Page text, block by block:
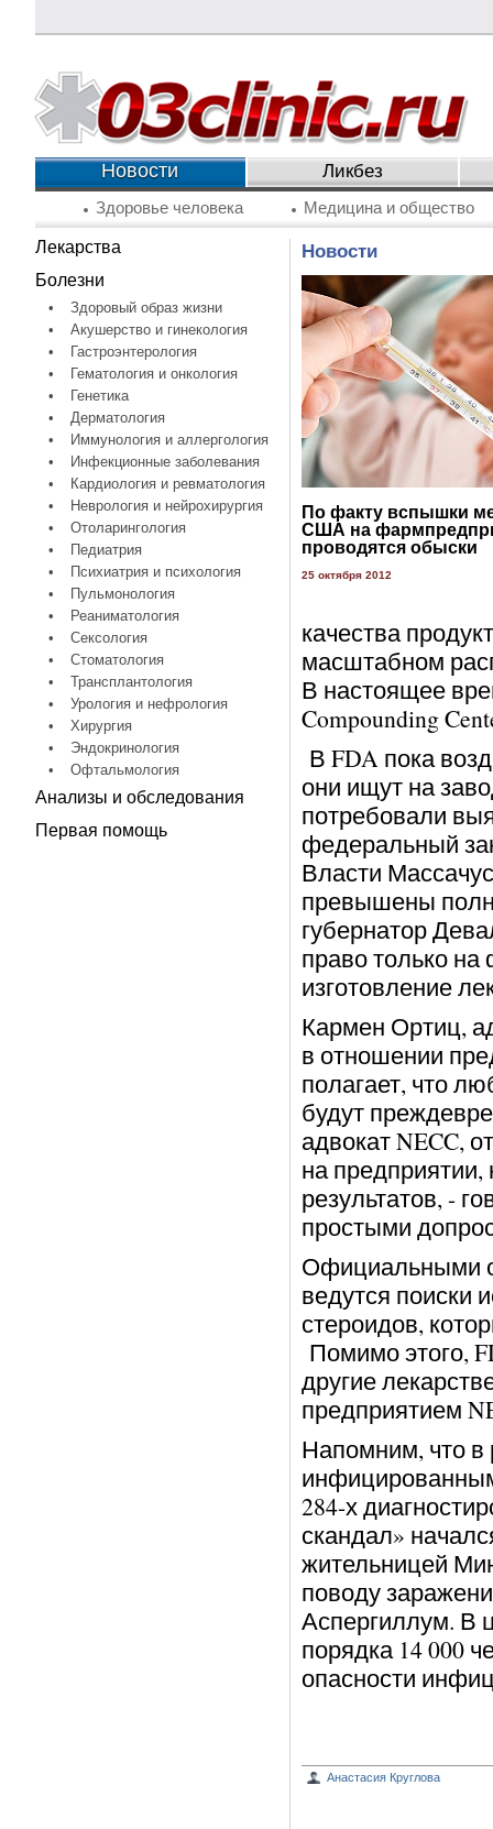
Новости Ликбез
Здоровье человека Медицина и общество
Лекарства
Болезни
•
Здоровый образ жизни
•
Акушерство и гинекология
•
Гастроэнтерология
•
Гематология и онкология
•
Генетика
•
Дерматология
•
Иммунология и аллергология
•
Инфекционные заболевания
•
Кардиология и ревматология
•
Неврология и нейрохирургия
•
Отоларингология
•
Педиатрия
•
Психиатрия и психология
•
Пульмонология
•
Реаниматология
•
Сексология
•
Стоматология
•
Трансплантология
•
Урология и нефрология
•
Хирургия
•
Эндокринология
•
Офтальмология
Анализы и обследования
Первая помощь
Новости
По факту вспышки
США на
проводятся обыски
25 октября 2012
качества
масштабном
В настоящее
Compounding
В FDA пока
они ищут на
потребовали
федеральный
Власти
превышены
губернатор
право только на
изготовление
Кармен Ортиц,
в отношении
полагает, что
будут
адвокат NECC,
на
результатов, -
простыми
Официальными
ведутся поиски
стероидов,
Помимо этого,
другие
предприятием
Напомним, что в
284-х
скандал»
жительницей
поводу
Аспергиллум. В
порядка 14 000
опасности
Анастасия Круглова